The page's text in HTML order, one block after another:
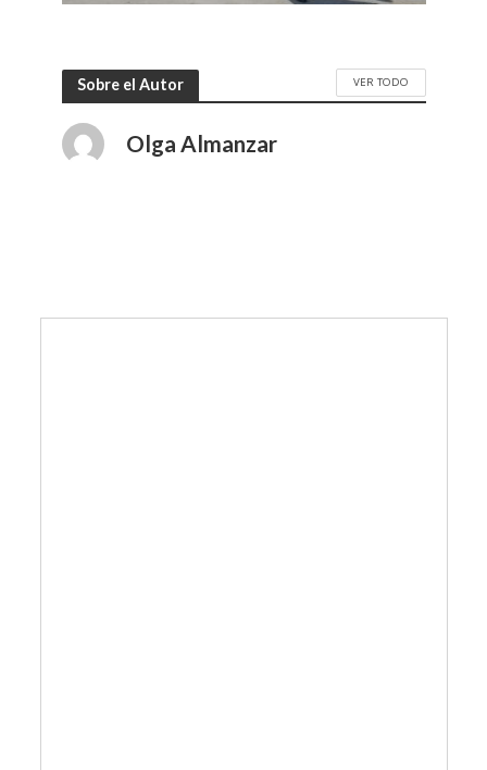
Sobre el Autor VER TODO
Olga Almanzar